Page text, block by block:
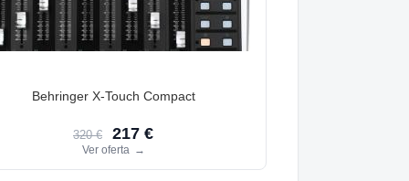
Behringer X-Touch Compact
320 € 217 €
Ver oferta →